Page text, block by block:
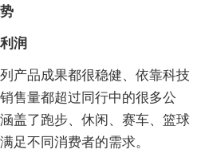
润
产品成果都很稳健、依靠科技
售量都超过同行中的很多公
盖了跑步、休闲、赛车、篮球
足不同消费者的需求。